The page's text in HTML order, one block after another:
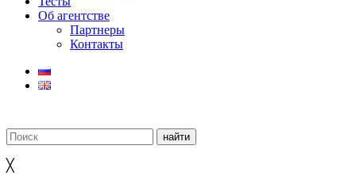
Об агентстве
Партнеры
Контакты
╳